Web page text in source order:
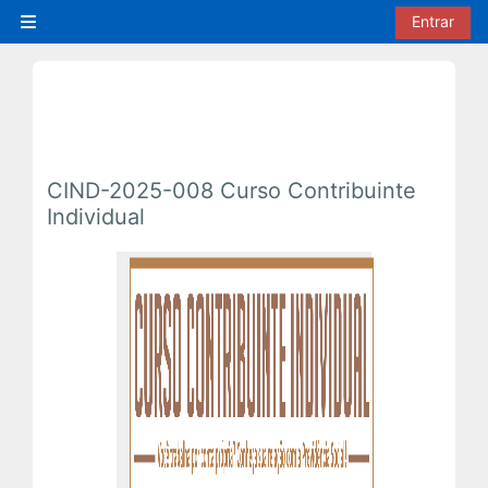
Painel lateral
Entrar
CIND-2025-008 Curso Contribuinte
Individual